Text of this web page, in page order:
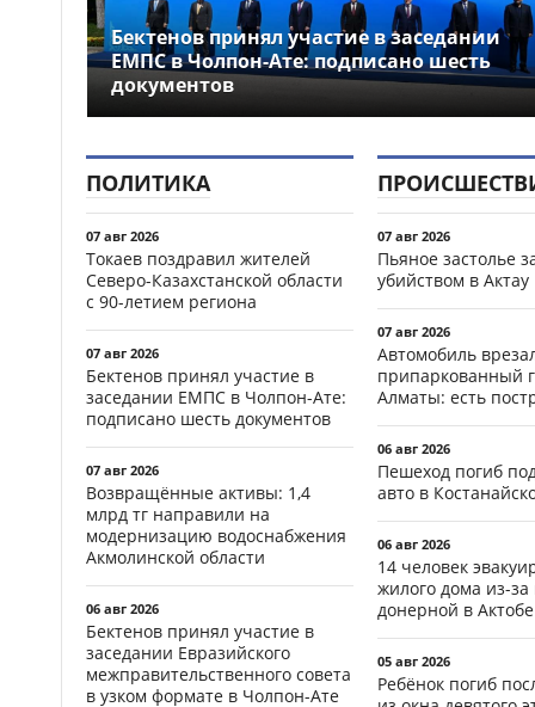
Бектенов принял участие в заседании
ЕМПС в Чолпон-Ате: подписано шесть
документов
ПОЛИТИКА
07 авг 2026
Токаев поздравил жителей
Северо-Казахстанской области
с 90-летием региона
07 авг 2026
Бектенов принял участие в
заседании ЕМПС в Чолпон-Ате:
подписано шесть документов
07 авг 2026
Возвращённые активы: 1,4
млрд тг направили на
модернизацию водоснабжения
Акмолинской области
06 авг 2026
Бектенов принял участие в
заседании Евразийского
межправительственного совета
в узком формате в Чолпон-Ате
07 авг 2026
Пьяное застолье
убийством в Актау
07 авг 2026
Автомобиль
припаркованный
Алматы: есть
06 авг 2026
Пешеход погиб
авто в
06 авг 2026
14 человек
жилого дома из-
донерной в Актобе
05 авг 2026
Ребёнок погиб